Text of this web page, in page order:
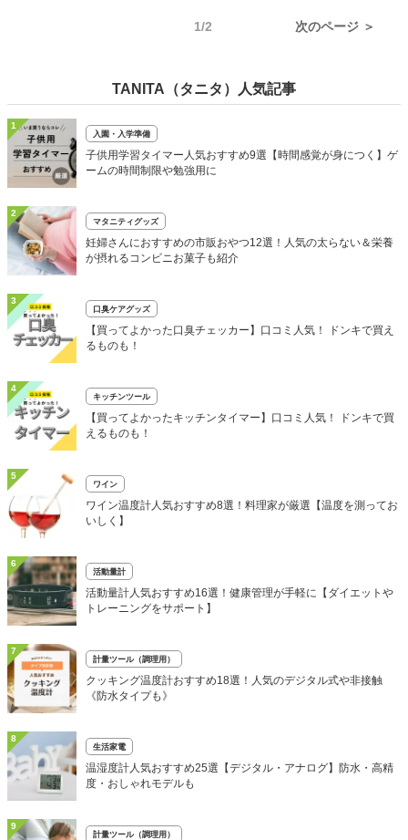
1/2 次のページ ＞
TANITA（タニタ）人気記事
1
入園・入学準備
子供用学習タイマー人気おすすめ9選【時間感覚が身につく】ゲ
ームの時間制限や勉強用に
2
マタニティグッズ
妊婦さんにおすすめの市販おやつ12選！人気の太らない＆栄養
が摂れるコンビニお菓子も紹介
3
口臭ケアグッズ
【買ってよかった口臭チェッカー】口コミ人気！ ドンキで買え
るものも！
4
キッチンツール
【買ってよかったキッチンタイマー】口コミ人気！ ドンキで買
えるものも！
5
ワイン
ワイン温度計人気おすすめ8選！料理家が厳選【温度を測ってお
いしく】
6
活動量計
活動量計人気おすすめ16選！健康管理が手軽に【ダイエットや
トレーニングをサポート】
7
計量ツール（調理用）
クッキング温度計おすすめ18選！人気のデジタル式や非接触
《防水タイプも》
8
生活家電
温湿度計人気おすすめ25選【デジタル・アナログ】防水・高精
度・おしゃれモデルも
9
計量ツール（調理用）